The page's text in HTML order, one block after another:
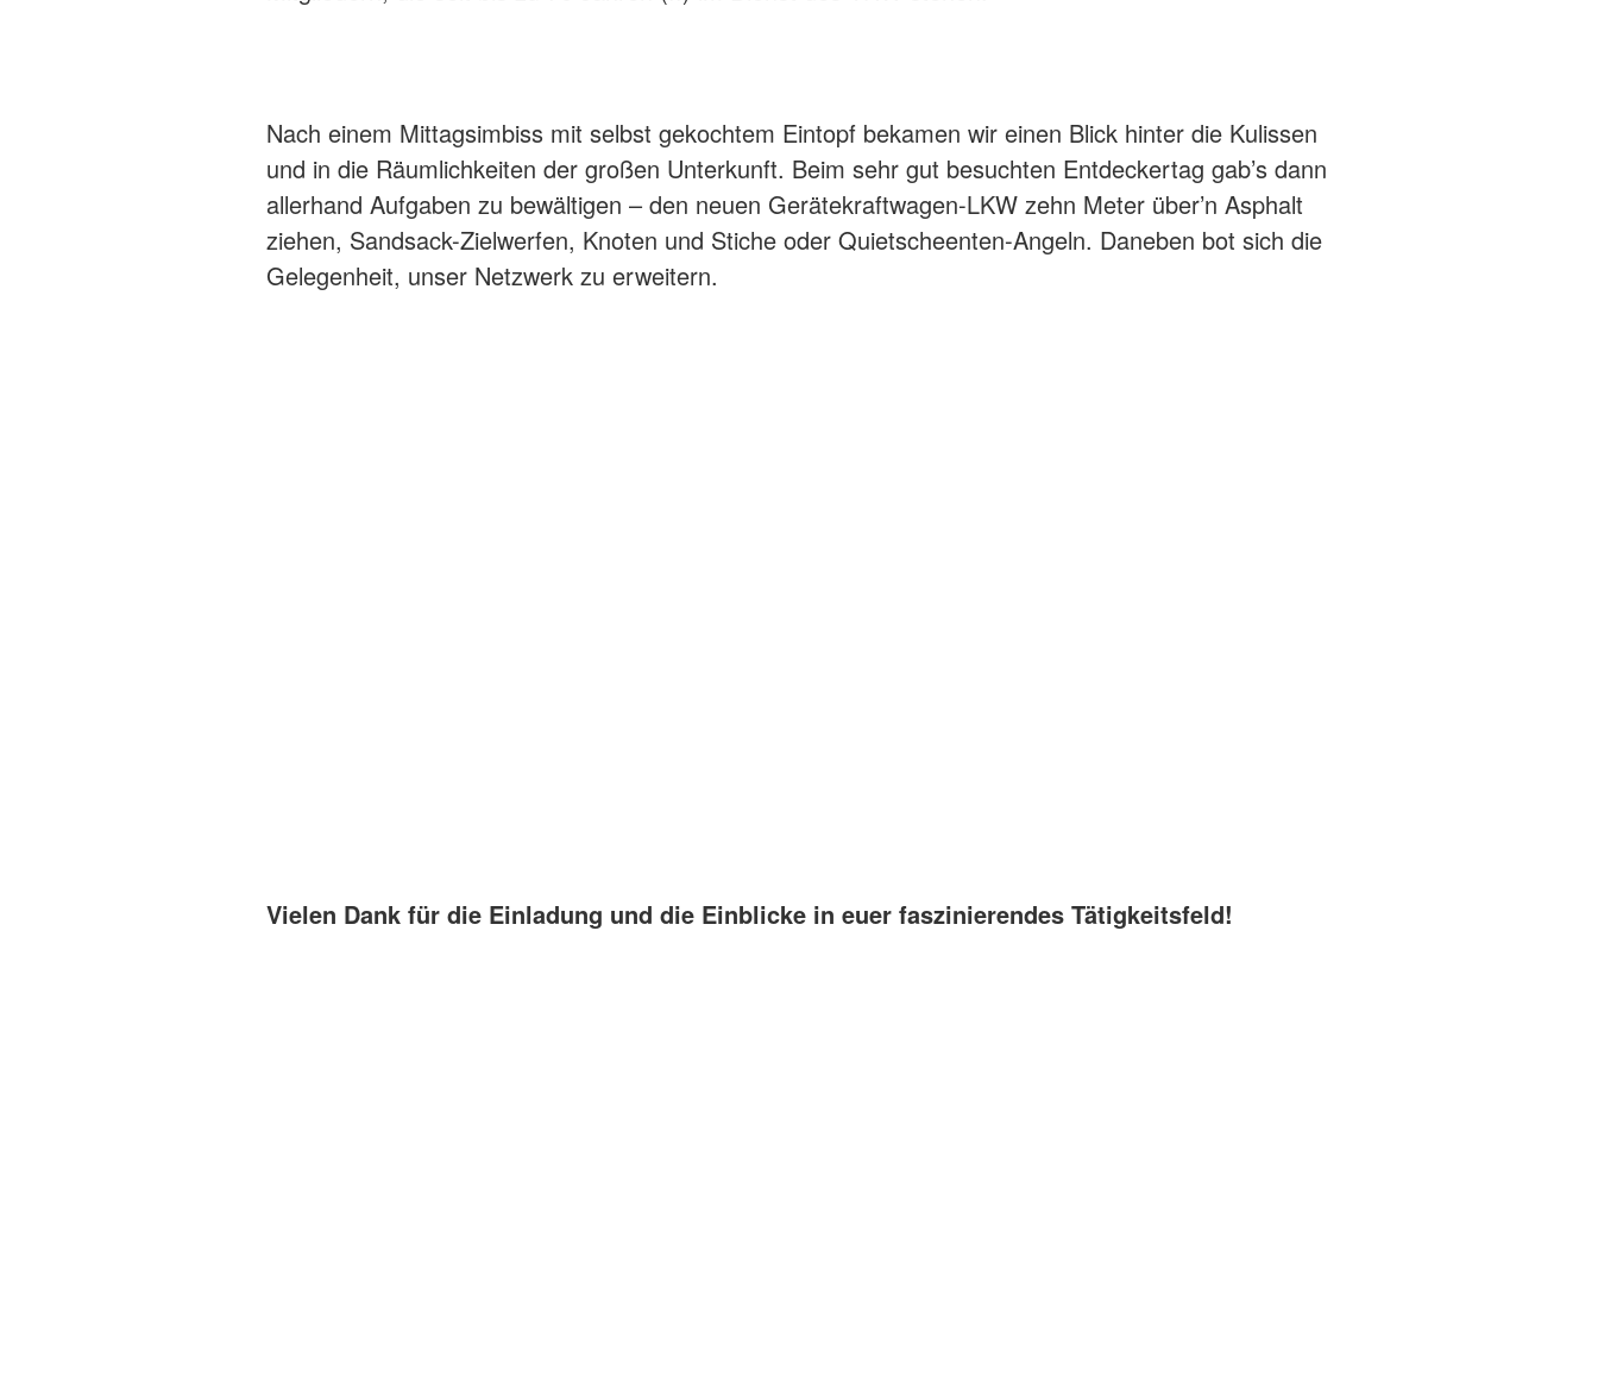
Nach einem Mittagsimbiss mit selbst gekochtem Eintopf bekamen wir einen Blick hinter die Kulissen
und in die Räumlichkeiten der großen Unterkunft. Beim sehr gut besuchten Entdeckertag gab’s dann
allerhand Aufgaben zu bewältigen – den neuen Gerätekraftwagen-LKW zehn Meter über’n Asphalt
ziehen, Sandsack-Zielwerfen, Knoten und Stiche oder Quietscheenten-Angeln. Daneben bot sich die
Gelegenheit, unser Netzwerk zu erweitern.
Vielen Dank für die Einladung und die Einblicke in euer faszinierendes Tätigkeitsfeld!